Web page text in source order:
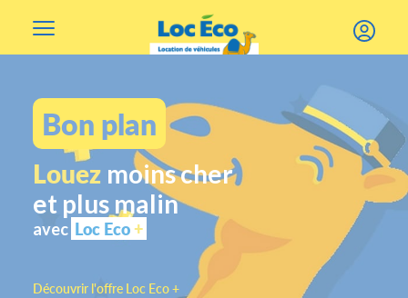
Bon plan
Louez moins cher
et plus malin
avec Loc Eco+
Découvrir l'offre Loc Eco +